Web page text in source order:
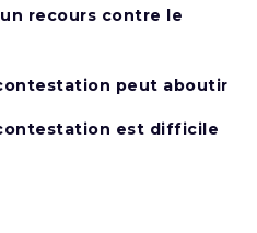
recours contre le
peut aboutir
est difficile